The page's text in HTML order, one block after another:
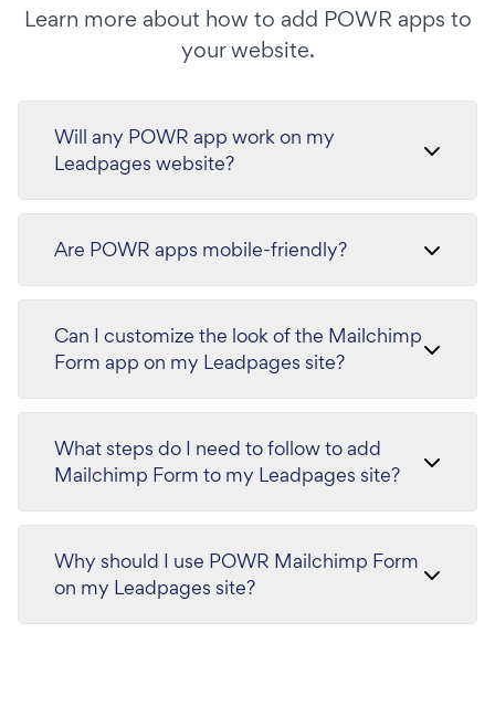
Learn more about how to add POWR apps to
your website.
Will any POWR app work on my
Leadpages website?
Are POWR apps mobile-friendly?
Can I customize the look of the Mailchimp
Form app on my Leadpages site?
What steps do I need to follow to add
Mailchimp Form to my Leadpages site?
Why should I use POWR Mailchimp Form
on my Leadpages site?